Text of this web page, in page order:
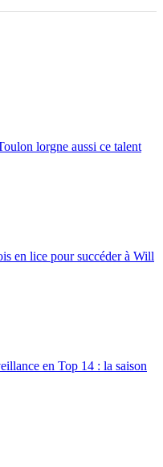
lorgne aussi ce talent
en lice pour succéder à Will
en Top 14 : la saison